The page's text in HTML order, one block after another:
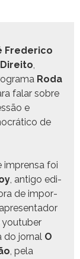
Fred­eri­co
,
Roda
falar sobre
e
de
impren­sa foi
, anti­go edi­
de impor­
youtu­ber
do jor­nal O
, pela